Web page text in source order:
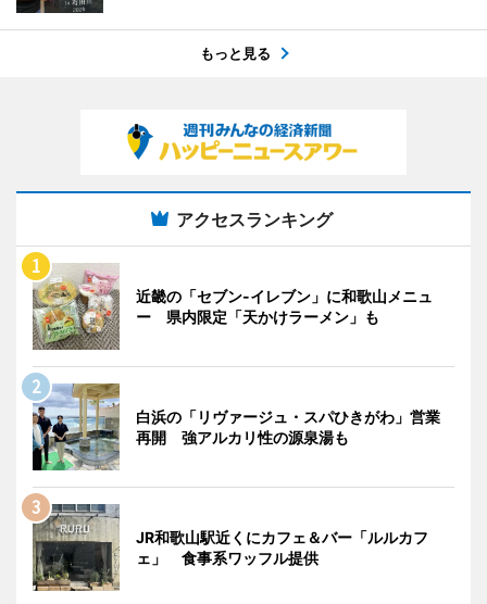
もっと見る
アクセスランキング
近畿の「セブン-イレブン」に和歌山メニュ
ー 県内限定「天かけラーメン」も
白浜の「リヴァージュ・スパひきがわ」営業
再開 強アルカリ性の源泉湯も
JR和歌山駅近くにカフェ＆バー「ルルカフ
ェ」 食事系ワッフル提供